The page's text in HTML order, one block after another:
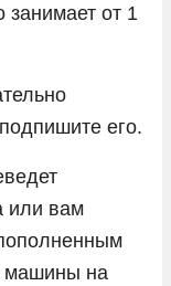
занимает от 1
его.
или вам
машины на